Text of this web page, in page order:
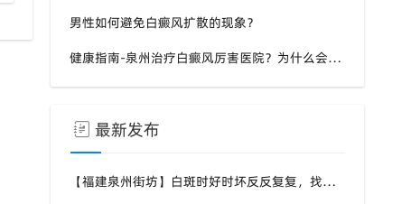
男性如何避免白癜风扩散的现象？
健康指南-泉州治疗白癜风厉害医院？为什么会长白斑的原因？
最新发布
【福建泉州街坊】白斑时好时坏反反复复，找不准诱因，泉州中科白癜风医院帮梳理夏季白斑波动各类诱因